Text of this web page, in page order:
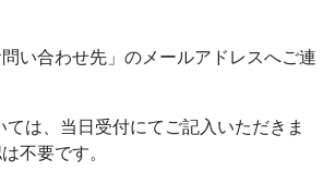
合わせ先」のメールアドレスへご連
、当日受付にてご記入いただきま
不要です。